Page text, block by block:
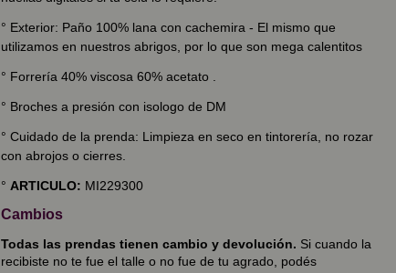
° Exterior: Paño 100% lana con cachemira - El mismo que
utilizamos en nuestros abrigos, por lo que son mega calentitos
° Forrería 40% viscosa 60% acetato .
° Broches a presión con isologo de DM
° Cuidado de la prenda: Limpieza en seco en tintorería, no rozar
con abrojos o cierres.
° ARTICULO: MI229300
Cambios
Todas las prendas tienen cambio y devolución. Si cuando la
recibiste no te fue el talle o no fue de tu agrado, podés